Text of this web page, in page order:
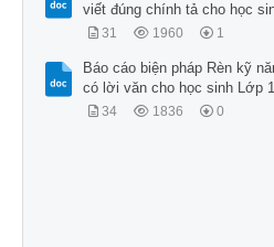
viết đúng chính tả cho học
31 1960 1
Báo cáo biện pháp Rèn kỹ
có lời văn cho học sinh Lớp 1
34 1836 0